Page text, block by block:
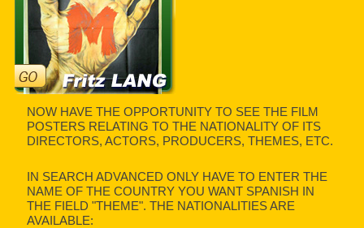
NOW HAVE THE OPPORTUNITY TO SEE THE FILM
POSTERS RELATING TO THE NATIONALITY OF ITS
DIRECTORS, ACTORS, PRODUCERS, THEMES, ETC.
IN SEARCH ADVANCED ONLY HAVE TO ENTER THE
NAME OF THE COUNTRY YOU WANT SPANISH IN
THE FIELD "THEME". THE NATIONALITIES ARE
AVAILABLE: